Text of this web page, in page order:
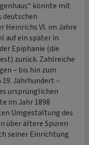
könnte mit
Heinrichs VI. im Jahre
auf ein später in
Epiphanie (die
zurück. Zahlreiche
– bis hin zum
Jahrhundert –
ursprünglichen
im Jahr 1898
Umgestaltung des
über ältere Spuren
seiner Einrichtung